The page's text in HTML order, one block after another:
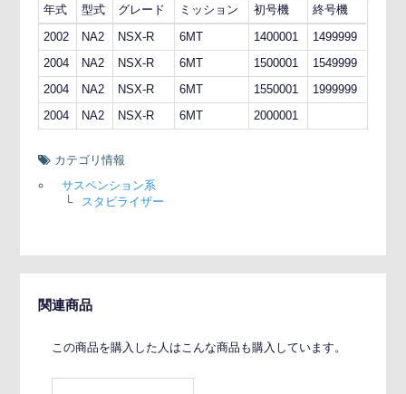
年式 型式 グレード ミッション 初号機
終号機
2002
NA2 NSX-R 6MT 1400001
1499999
2004
NA2 NSX-R 6MT 1500001
1549999
2004
NA2 NSX-R 6MT 1550001
1999999
2004
NA2 NSX-R 6MT 2000001
カテゴリ情報
サスペンション系
└
スタビライザー
関連商品
この商品を購入した人はこんな商品も購入しています。